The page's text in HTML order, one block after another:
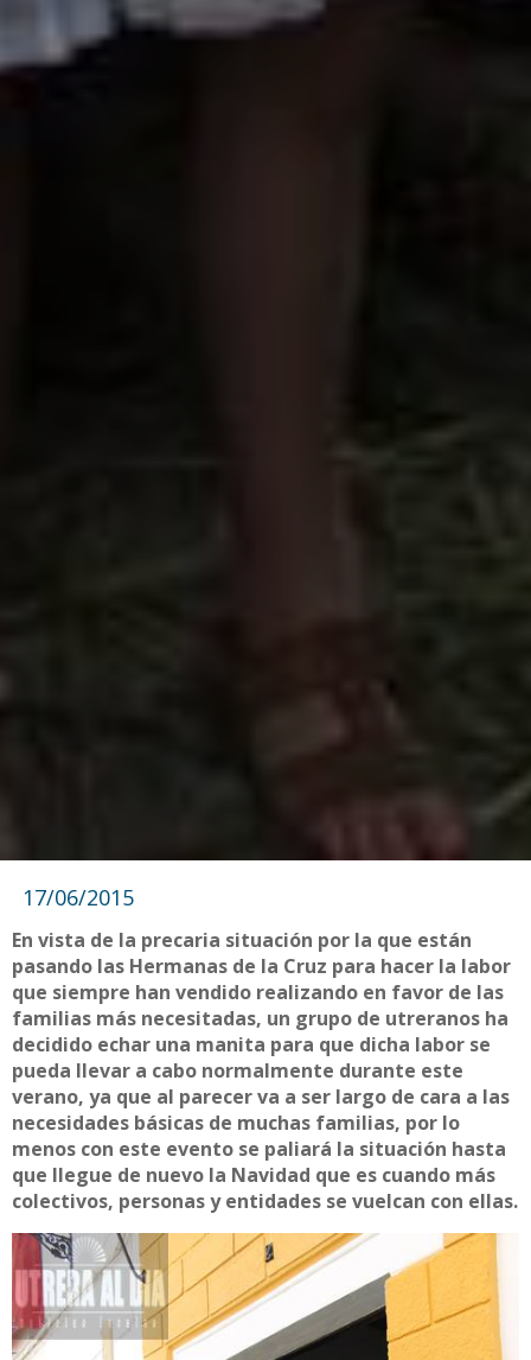
17/06/2015
En vista de la precaria situación por la que están
pasando las Hermanas de la Cruz para hacer la labor
que siempre han vendido realizando en favor de las
familias más necesitadas, un grupo de utreranos ha
decidido echar una manita para que dicha labor se
pueda llevar a cabo normalmente durante este
verano, ya que al parecer va a ser largo de cara a las
necesidades básicas de muchas familias, por lo
menos con este evento se paliará la situación hasta
que llegue de nuevo la Navidad que es cuando más
colectivos, personas y entidades se vuelcan con ellas.